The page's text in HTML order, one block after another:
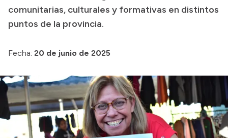
Consulta de expedientes
comunitarias, culturales y formativas en distintos
puntos de la provincia.
Fecha: 20 de junio de 2025